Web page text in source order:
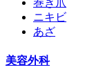
ニキビ
あざ
美容外科